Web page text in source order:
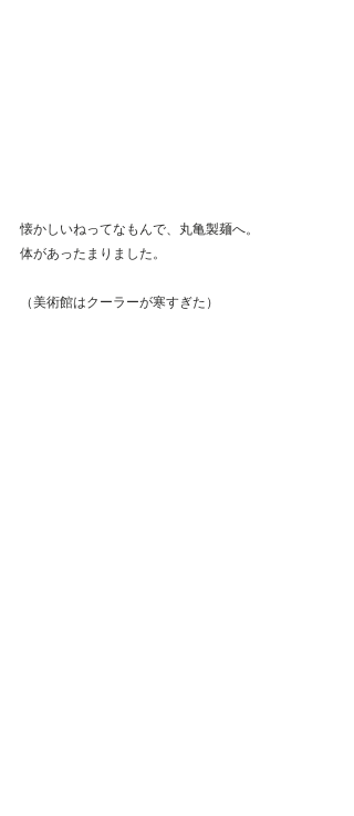
懐かしいねってなもんで、丸亀製麺へ。
体があったまりました。
（美術館はクーラーが寒すぎた）